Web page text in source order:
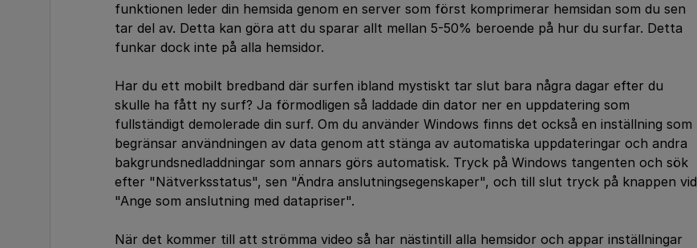
funktionen leder din hemsida genom en server som först komprimerar hemsidan som du sen
tar del av. Detta kan göra att du sparar allt mellan 5-50% beroende på hur du surfar. Detta
funkar dock inte på alla hemsidor.
Har du ett mobilt bredband där surfen ibland mystiskt tar slut bara några dagar efter du
skulle ha fått ny surf? Ja förmodligen så laddade din dator ner en uppdatering som
fullständigt demolerade din surf. Om du använder Windows finns det också en inställning som
begränsar användningen av data genom att stänga av automatiska uppdateringar och andra
bakgrundsnedladdningar som annars görs automatisk. Tryck på Windows tangenten och sök
efter "Nätverksstatus", sen "Ändra anslutningsegenskaper", och till slut tryck på knappen vid
"Ange som anslutning med datapriser".
När det kommer till att strömma video så har nästintill alla hemsidor och appar inställningar